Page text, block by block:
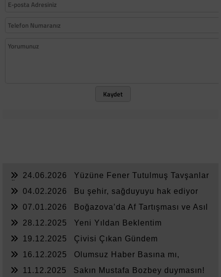
Kaydet
24.06.2026
Yüzüne Fener Tutulmuş Tavşanlar
04.02.2026
Bu şehir, sağduyuyu hak ediyor
07.01.2026
Boğazova’da Af Tartışması ve Asıl
28.12.2025
Yeni Yıldan Beklentim
19.12.2025
Çivisi Çıkan Gündem
16.12.2025
Olumsuz Haber Basına mı,
11.12.2025
Sakın Mustafa Bozbey duymasın!